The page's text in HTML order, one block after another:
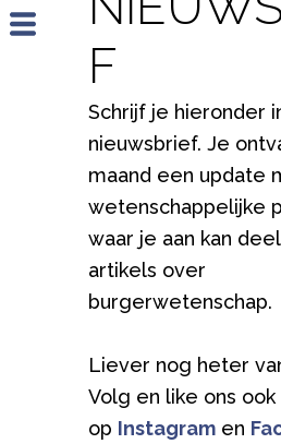
Jump to
F
Schrijf je hieronder
nieuwsbrief. Je
maand een update
wetenschappelijke
waar je aan kan
artikels over
burgerwetenschap.
Liever nog heter
Volg en like ons ook
op Instagramen